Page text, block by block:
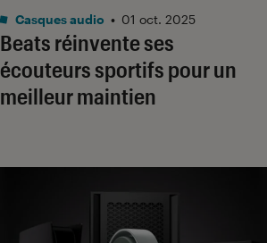
Beats réinvente ses
écouteurs sportifs pour un
meilleur maintien
Casques audio • 01 oct. 2025